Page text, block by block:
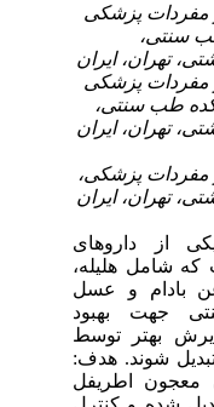
پزشکی
ایران
پزشکی
طب سنتی،
ایران
پزشکی،
ایران
داروهای
هلیله،
بادام و عسل
جهت بهبود
بهتر توسط
شوند. هدف:
اطریفل